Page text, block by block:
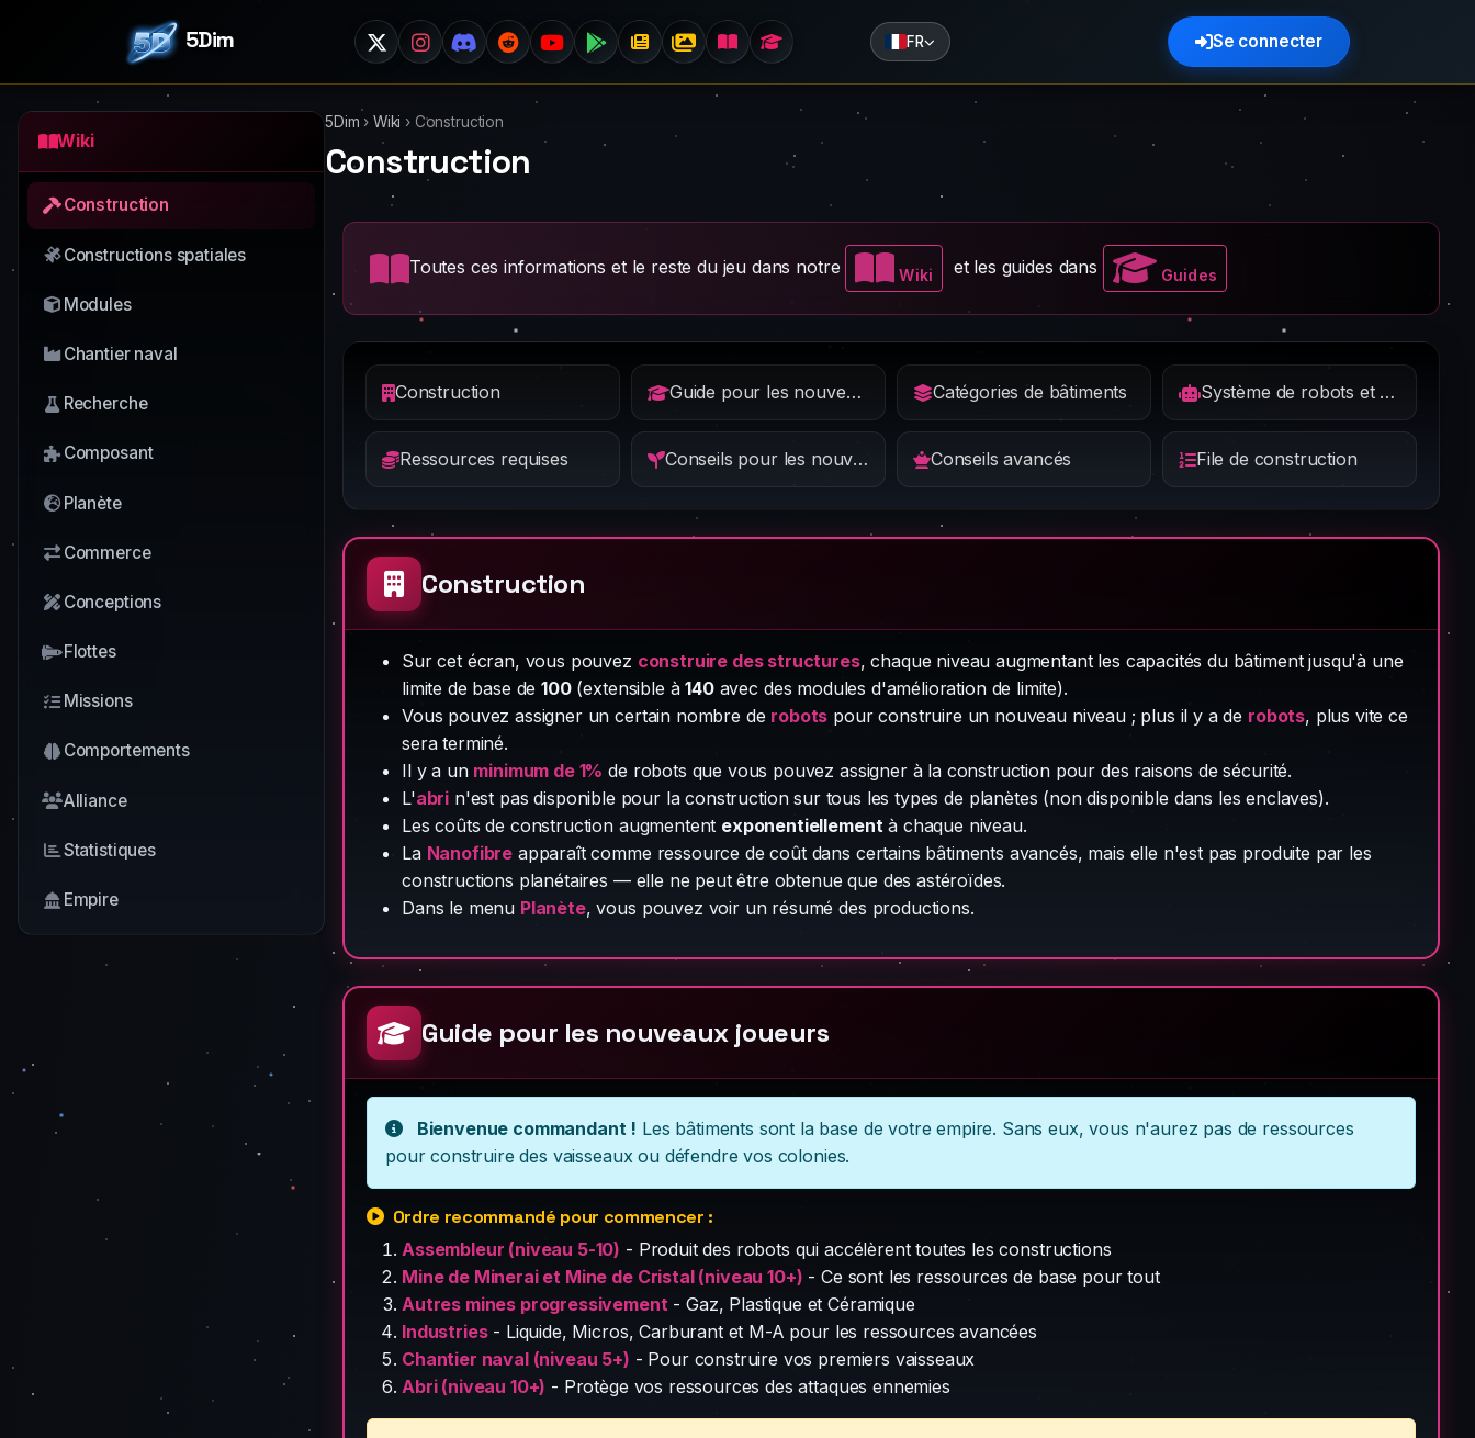
5Dim FR Se connecter
Wiki
Construction
Constructions spatiales
Modules
Chantier naval
Recherche
Composant
Planète
Commerce
Conceptions
Flottes
Missions
Comportements
Alliance
Statistiques
Empire
5Dim › Wiki › Construction
Construction
Toutes ces informations et le reste du jeu dans notre Wiki et les guides dans Guides
Construction Guide pour les nouveaux joueurs Catégories de bâtiments Système de robots et temps
Ressources requises Conseils pour les nouveaux joueurs Conseils avancés File de construction
Construction
Sur cet écran, vous pouvez construire des structures, chaque niveau augmentant les capacités du bâtiment jusqu'à une
limite de base de100(extensible à140avec des modules d'amélioration de limite).
Vous pouvez assigner un certain nombre de robots pour construire un nouveau niveau ; plus il y a de robots, plus vite ce
sera terminé.
Il y a un minimum de 1% de robots que vous pouvez assigner à la construction pour des raisons de sécurité.
L'abri n'est pas disponible pour la construction sur tous les types de planètes (non disponible dans les enclaves).
Les coûts de construction augmentent exponentiellementà chaque niveau.
La Nanofibre apparaît comme ressource de coût dans certains bâtiments avancés, mais elle n'est pas produite par les
constructions planétaires — elle ne peut être obtenue que des astéroïdes.
Dans le menu Planète, vous pouvez voir un résumé des productions.
Guide pour les nouveaux joueurs
Bienvenue commandant ! Les bâtiments sont la base de votre empire. Sans eux, vous n'aurez pas de ressources
pour construire des vaisseaux ou défendre vos colonies.
Ordre recommandé pour commencer :
Assembleur (niveau 5-10) - Produit des robots qui accélèrent toutes les constructions
Mine de Minerai et Mine de Cristal (niveau 10+) - Ce sont les ressources de base pour tout
Autres mines progressivement- Gaz, Plastique et Céramique
Industries- Liquide, Micros, Carburant et M-A pour les ressources avancées
Chantier naval (niveau 5+) - Pour construire vos premiers vaisseaux
Abri (niveau 10+) - Protège vos ressources des attaques ennemies